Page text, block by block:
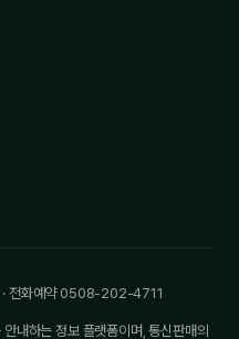
전화예약 0508-202-4711
내하는 정보 플랫폼이며, 통신판매의